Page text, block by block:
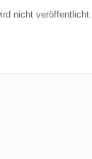
nicht veröffentlicht.